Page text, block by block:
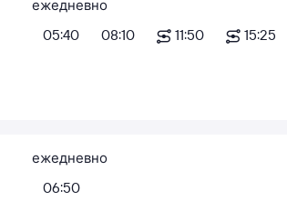
ежедневно
05:40
08:10 11:50 15:25
ежедневно
06:50